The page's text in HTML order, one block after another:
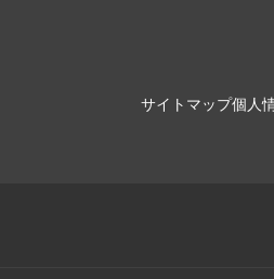
サイトマップ個人